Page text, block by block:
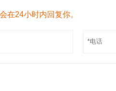
在24小时内回复你。